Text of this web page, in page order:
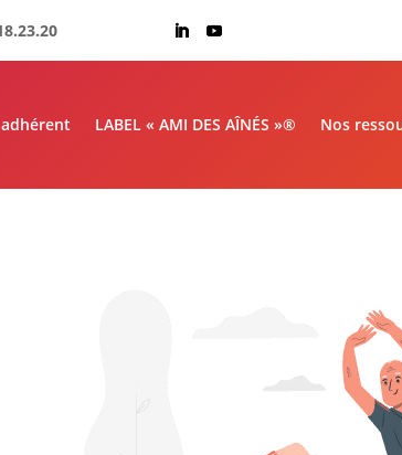
LABEL « AMI DES AÎNÉS »® Nos